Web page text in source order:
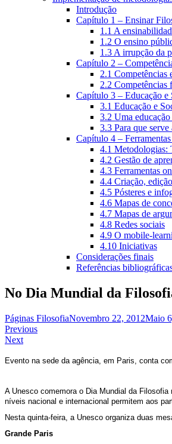
Introdução
Capítulo 1 – Ensinar
1.1 A
1.2 O ensino
1.3 A irrupção da
Capítulo 2 –
2.1 Competências
2.2 Competências
Capítulo 3 – Educação e
3.1 Educação e
3.2 Uma
3.3 Para que
Capítulo 4 –
4.1 Metodologias:
4.2 Gestão de
4.3 Ferramentas
4.4 Criação,
4.5 Pósteres e
4.6 Mapas de
4.7 Mapas de
4.8 Redes sociais
4.9 O mobile-
4.10 Iniciativas
Considerações finais
Referências
No Dia Mundial da
Páginas FilosofiaNovembro 22, 2012Maio
Navegação
de
artigos
Previous
Next
Evento na sede da agência, em Paris, conta
A Unesco comemora o Dia Mundial da
níveis nacional e internacional permitem aos
Nesta quinta-feira, a Unesco organiza duas
Grande Paris